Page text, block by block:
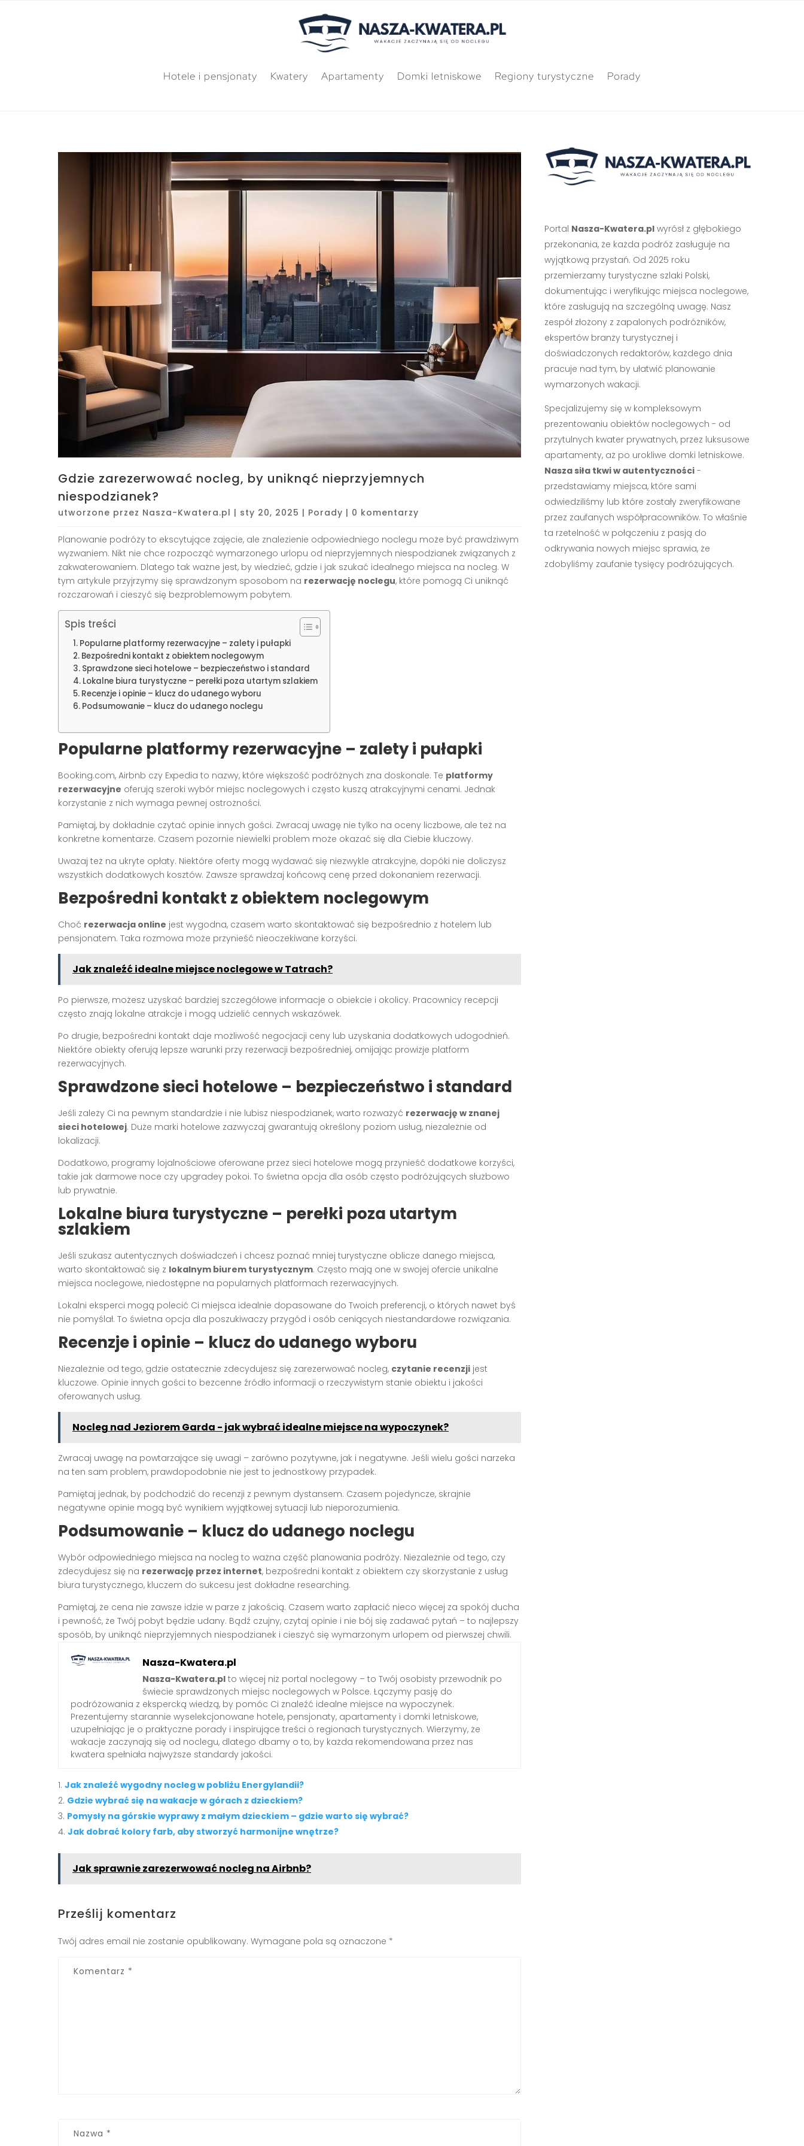
Hotele i pensjonaty Kwatery Apartamenty Domki letniskowe Regiony turystyczne Porady
Gdzie zarezerwować nocleg, by uniknąć nieprzyjemnych
niespodzianek?
utworzone przez Nasza-Kwatera.pl | sty 20, 2025 | Porady | 0 komentarzy
Planowanie podróży to ekscytujące zajęcie, ale znalezienie odpowiedniego noclegu może być prawdziwym
wyzwaniem. Nikt nie chce rozpocząć wymarzonego urlopu od nieprzyjemnych niespodzianek związanych z
zakwaterowaniem. Dlatego tak ważne jest, by wiedzieć, gdzie i jak szukać idealnego miejsca na nocleg. W
tym artykule przyjrzymy się sprawdzonym sposobom na rezerwację noclegu, które pomogą Ci uniknąć
rozczarowań i cieszyć się bezproblemowym pobytem.
Spis treści
Popularne platformy rezerwacyjne – zalety i pułapki
Bezpośredni kontakt z obiektem noclegowym
Sprawdzone sieci hotelowe – bezpieczeństwo i standard
Lokalne biura turystyczne – perełki poza utartym szlakiem
Recenzje i opinie – klucz do udanego wyboru
Podsumowanie – klucz do udanego noclegu
Popularne platformy rezerwacyjne – zalety i pułapki
Booking.com, Airbnb czy Expedia to nazwy, które większość podróżnych zna doskonale. Te platformy
rezerwacyjne oferują szeroki wybór miejsc noclegowych i często kuszą atrakcyjnymi cenami. Jednak
korzystanie z nich wymaga pewnej ostrożności.
Pamiętaj, by dokładnie czytać opinie innych gości. Zwracaj uwagę nie tylko na oceny liczbowe, ale też na
konkretne komentarze. Czasem pozornie niewielki problem może okazać się dla Ciebie kluczowy.
Uważaj też na ukryte opłaty. Niektóre oferty mogą wydawać się niezwykle atrakcyjne, dopóki nie doliczysz
wszystkich dodatkowych kosztów. Zawsze sprawdzaj końcową cenę przed dokonaniem rezerwacji.
Bezpośredni kontakt z obiektem noclegowym
Choć rezerwacja online jest wygodna, czasem warto skontaktować się bezpośrednio z hotelem lub
pensjonatem. Taka rozmowa może przynieść nieoczekiwane korzyści.
Jak znaleźć idealne miejsce noclegowe w Tatrach?
Po pierwsze, możesz uzyskać bardziej szczegółowe informacje o obiekcie i okolicy. Pracownicy recepcji
często znają lokalne atrakcje i mogą udzielić cennych wskazówek.
Po drugie, bezpośredni kontakt daje możliwość negocjacji ceny lub uzyskania dodatkowych udogodnień.
Niektóre obiekty oferują lepsze warunki przy rezerwacji bezpośredniej, omijając prowizje platform
rezerwacyjnych.
Sprawdzone sieci hotelowe – bezpieczeństwo i standard
Jeśli zależy Ci na pewnym standardzie i nie lubisz niespodzianek, warto rozważyć rezerwację w znanej
sieci hotelowej. Duże marki hotelowe zazwyczaj gwarantują określony poziom usług, niezależnie od
lokalizacji.
Dodatkowo, programy lojalnościowe oferowane przez sieci hotelowe mogą przynieść dodatkowe korzyści,
takie jak darmowe noce czy upgradey pokoi. To świetna opcja dla osób często podróżujących służbowo
lub prywatnie.
Lokalne biura turystyczne – perełki poza utartym
szlakiem
Jeśli szukasz autentycznych doświadczeń i chcesz poznać mniej turystyczne oblicze danego miejsca,
warto skontaktować się z lokalnym biurem turystycznym. Często mają one w swojej ofercie unikalne
miejsca noclegowe, niedostępne na popularnych platformach rezerwacyjnych.
Lokalni eksperci mogą polecić Ci miejsca idealnie dopasowane do Twoich preferencji, o których nawet byś
nie pomyślał. To świetna opcja dla poszukiwaczy przygód i osób ceniących niestandardowe rozwiązania.
Recenzje i opinie – klucz do udanego wyboru
Niezależnie od tego, gdzie ostatecznie zdecydujesz się zarezerwować nocleg, czytanie recenzji jest
kluczowe. Opinie innych gości to bezcenne źródło informacji o rzeczywistym stanie obiektu i jakości
oferowanych usług.
Nocleg nad Jeziorem Garda - jak wybrać idealne miejsce na wypoczynek?
Zwracaj uwagę na powtarzające się uwagi – zarówno pozytywne, jak i negatywne. Jeśli wielu gości narzeka
na ten sam problem, prawdopodobnie nie jest to jednostkowy przypadek.
Pamiętaj jednak, by podchodzić do recenzji z pewnym dystansem. Czasem pojedyncze, skrajnie
negatywne opinie mogą być wynikiem wyjątkowej sytuacji lub nieporozumienia.
Podsumowanie – klucz do udanego noclegu
Wybór odpowiedniego miejsca na nocleg to ważna część planowania podróży. Niezależnie od tego, czy
zdecydujesz się na rezerwację przez internet, bezpośredni kontakt z obiektem czy skorzystanie z usług
biura turystycznego, kluczem do sukcesu jest dokładne researching.
Pamiętaj, że cena nie zawsze idzie w parze z jakością. Czasem warto zapłacić nieco więcej za spokój ducha
i pewność, że Twój pobyt będzie udany. Bądź czujny, czytaj opinie i nie bój się zadawać pytań – to najlepszy
sposób, by uniknąć nieprzyjemnych niespodzianek i cieszyć się wymarzonym urlopem od pierwszej chwili.
Nasza-Kwatera.pl
Nasza-Kwatera.pl to więcej niż portal noclegowy – to Twój osobisty przewodnik po
świecie sprawdzonych miejsc noclegowych w Polsce. Łączymy pasję do
podróżowania z ekspercką wiedzą, by pomóc Ci znaleźć idealne miejsce na wypoczynek.
Prezentujemy starannie wyselekcjonowane hotele, pensjonaty, apartamenty i domki letniskowe,
uzupełniając je o praktyczne porady i inspirujące treści o regionach turystycznych. Wierzymy, że
wakacje zaczynają się od noclegu, dlatego dbamy o to, by każda rekomendowana przez nas
kwatera spełniała najwyższe standardy jakości.
Jak znaleźć wygodny nocleg w pobliżu Energylandii?
Gdzie wybrać się na wakacje w górach z dzieckiem?
Pomysły na górskie wyprawy z małym dzieckiem – gdzie warto się wybrać?
Jak dobrać kolory farb, aby stworzyć harmonijne wnętrze?
Jak sprawnie zarezerwować nocleg na Airbnb?
Prześlij komentarz
Twój adres email nie zostanie opublikowany. Wymagane pola są oznaczone *
Portal Nasza-Kwatera.plwyrósł z głębokiego
przekonania, że każda podróż zasługuje na
wyjątkową przystań. Od 2025 roku
przemierzamy turystyczne szlaki Polski,
dokumentując i weryfikując miejsca noclegowe,
które zasługują na szczególną uwagę. Nasz
zespół złożony z zapalonych podróżników,
ekspertów branży turystycznej i
doświadczonych redaktorów, każdego dnia
pracuje nad tym, by ułatwić planowanie
wymarzonych wakacji.
Specjalizujemy się w kompleksowym
prezentowaniu obiektów noclegowych - od
przytulnych kwater prywatnych, przez luksusowe
apartamenty, aż po urokliwe domki letniskowe.
Nasza siła tkwi w autentyczności-
przedstawiamy miejsca, które sami
odwiedziliśmy lub które zostały zweryfikowane
przez zaufanych współpracowników. To właśnie
ta rzetelność w połączeniu z pasją do
odkrywania nowych miejsc sprawia, że
zdobyliśmy zaufanie tysięcy podróżujących.